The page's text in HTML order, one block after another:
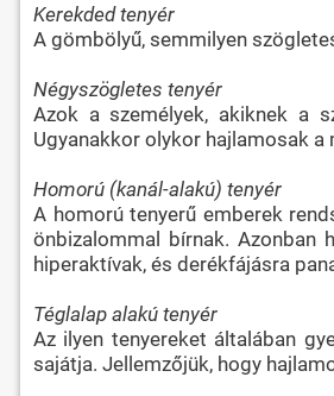
Kerekded tenyér
A gömbölyű, semmilyen
Négyszögletes tenyér
Azok a személyek, akiknek a
Ugyanakkor olykor hajlamosak
Homorú (kanál-alakú) tenyér
A homorú tenyerű emberek
önbizalommal bírnak. Azonban
hiperaktívak, és derékfájásra
Téglalap alakú tenyér
Az ilyen tenyereket általában
sajátja. Jellemzőjük, hogy